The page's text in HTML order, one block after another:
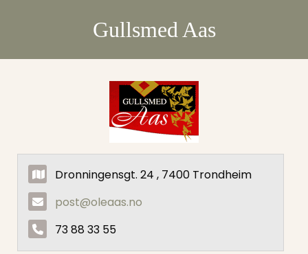
Gullsmed Aas
Dronningensgt. 24 , 7400 Trondheim
post@oleaas.no
73 88 33 55